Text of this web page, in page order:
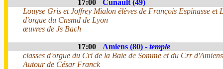
17:00
Cunault (49)
Louyse Gris et Joffrey Mialon élèves de François Espinasse et
d'orgue du Cnsmd de Lyon
œuvres de Js Bach
17:00 Amiens (80) - temple
classes d'orgue du Cri de la Baie de Somme et du Crr d'Amiens
Autour de César Franck